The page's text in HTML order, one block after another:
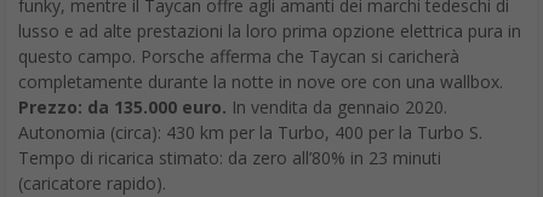
funky, mentre il Taycan offre agli amanti dei marchi tedeschi di
lusso e ad alte prestazioni la loro prima opzione elettrica pura in
questo campo. Porsche afferma che Taycan si caricherà
completamente durante la notte in nove ore con una wallbox.
Prezzo: da 135.000 euro. In vendita da gennaio 2020.
Autonomia (circa): 430 km per la Turbo, 400 per la Turbo S.
Tempo di ricarica stimato: da zero all’80% in 23 minuti
(caricatore rapido).